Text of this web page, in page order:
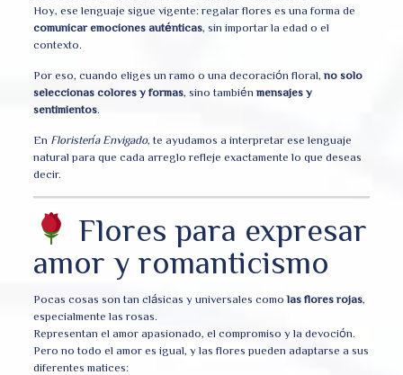
Hoy, ese lenguaje sigue vigente: regalar flores es una forma de
comunicar emociones auténticas, sin importar la edad o el
contexto.
Por eso, cuando eliges un ramo o una decoración floral,no solo
seleccionas colores y formas, sino tambiénmensajes y
sentimientos.
En Floristería Envigado, te ayudamos a interpretar ese lenguaje
natural para que cada arreglo refleje exactamente lo que deseas
decir.
Flores para expresar
amor y romanticismo
Pocas cosas son tan clásicas y universales comolas flores rojas,
especialmente las rosas.
Representan el amor apasionado, el compromiso y la devoción.
Pero no todo el amor es igual, y las flores pueden adaptarse a sus
diferentes matices: